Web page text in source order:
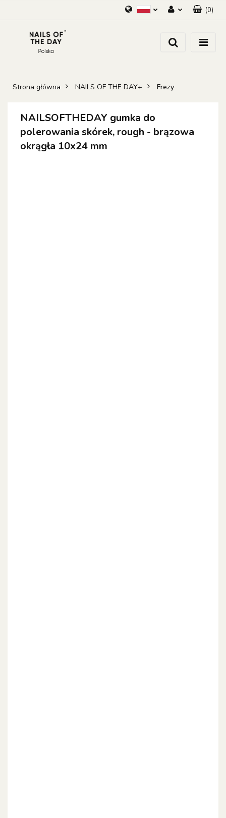
Zarejestruj się
(0)
Strona główna NAILS OF THE DAY+ Frezy
NAILSOFTHEDAY gumka do
polerowania skórek, rough - brązowa
okrągła 10x24 mm